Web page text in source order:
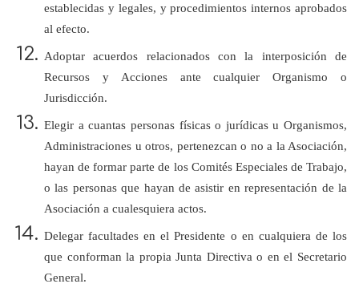
establecidas y legales, y procedimientos internos aprobados
al efecto.
Adoptar acuerdos relacionados con la interposición de
Recursos y Acciones ante cualquier Organismo o
Jurisdicción.
Elegir a cuantas personas físicas o jurídicas u Organismos,
Administraciones u otros, pertenezcan o no a la Asociación,
hayan de formar parte de los Comités Especiales de Trabajo,
o las personas que hayan de asistir en representación de la
Asociación a cualesquiera actos.
Delegar facultades en el Presidente o en cualquiera de los
que conformanla propia Junta Directiva o en el Secretario
General.